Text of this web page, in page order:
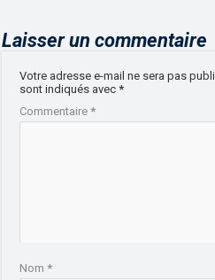
Laisser un commentaire
Votre adresse e-mail ne sera pas
sont indiqués avec*
Commentaire*
Nom*